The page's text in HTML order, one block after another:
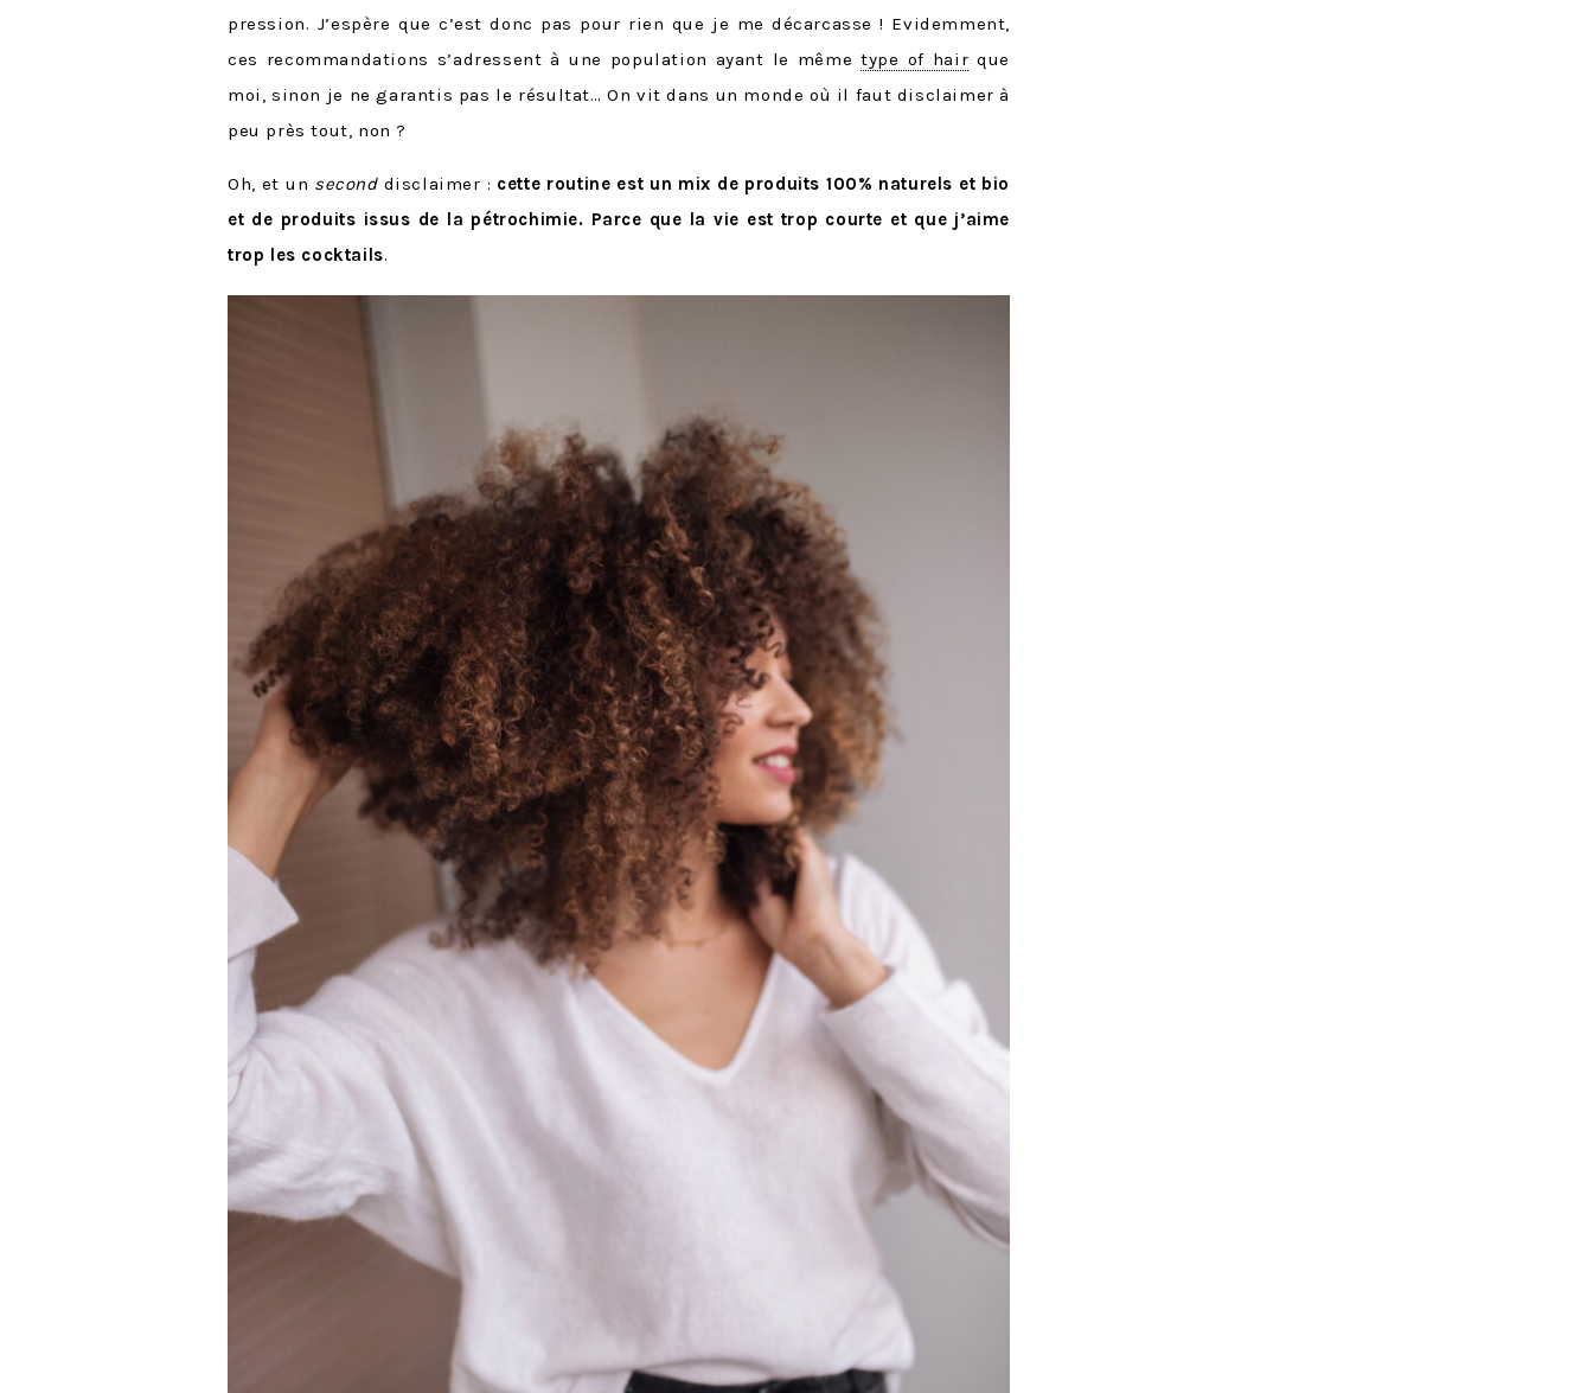
pression. J’espère que c’est donc pas pour rien que je me décarcasse ! Evidemment,
ces recommandations s’adressent à une population ayant le mêmetype of hair que
moi, sinon je ne garantis pas le résultat… On vit dans un monde où il faut disclaimer à
peu près tout, non ?
Oh, et un seconddisclaimer : cette routine est un mix de produits 100% naturels et bio
et de produits issus de la pétrochimie. Parce que la vie est trop courte et que j’aime
trop les cocktails.